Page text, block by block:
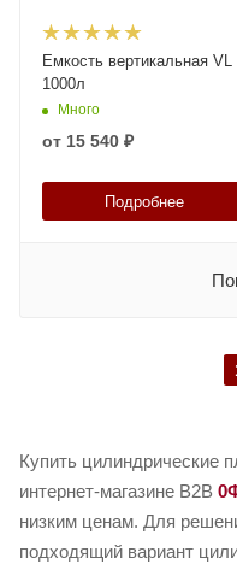
Емкость вертикальная VL
1000л
Много
от 15 540 ₽
Подробнее
Купить цилиндрические
интернет-магазине B2B
низким ценам. Для
подходящий вариант